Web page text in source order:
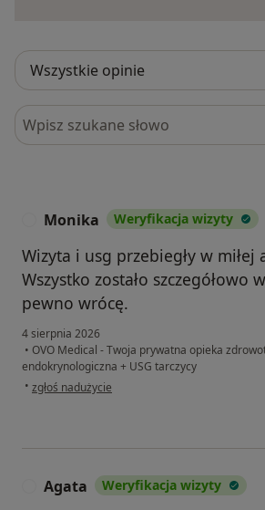
Szukaj w opiniach
Monika Weryfikacja wizyty
Wizyta i usg przebiegły w miłej
Wszystko zostało szczegółowo
pewno wrócę.
4 sierpnia 2026
• OVO Medical - Twoja prywatna opieka
endokrynologiczna + USG tarczycy
• w opinii użytkownika Monika
zgłoś nadużycie
Agata Weryfikacja wizyty